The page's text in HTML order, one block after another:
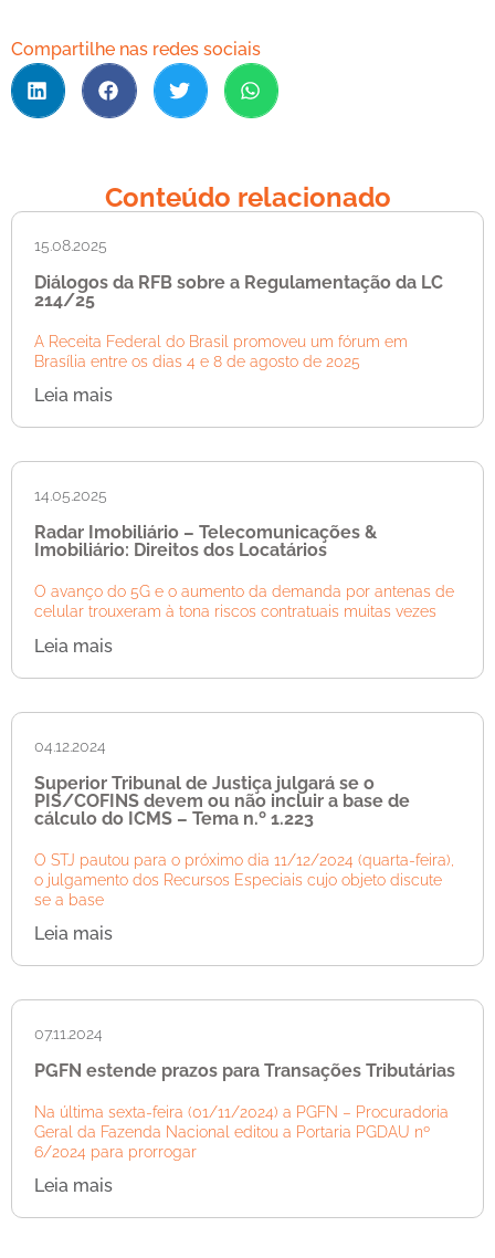
Compartilhe nas redes sociais
Conteúdo relacionado
15.08.2025
Diálogos da RFB sobre a Regulamentação da LC
214/25
A Receita Federal do Brasil promoveu um fórum em
Brasília entre os dias 4 e 8 de agosto de 2025
Leia mais
14.05.2025
Radar Imobiliário – Telecomunicações &
Imobiliário: Direitos dos Locatários
O avanço do 5G e o aumento da demanda por antenas de
celular trouxeram à tona riscos contratuais muitas vezes
Leia mais
04.12.2024
Superior Tribunal de Justiça julgará se o
PIS/COFINS devem ou não incluir a base de
cálculo do ICMS – Tema n.º 1.223
O STJ pautou para o próximo dia 11/12/2024 (quarta-feira),
o julgamento dos Recursos Especiais cujo objeto discute
se a base
Leia mais
07.11.2024
PGFN estende prazos para Transações Tributárias
Na última sexta-feira (01/11/2024) a PGFN – Procuradoria
Geral da Fazenda Nacional editou a Portaria PGDAU nº
6/2024 para prorrogar
Leia mais